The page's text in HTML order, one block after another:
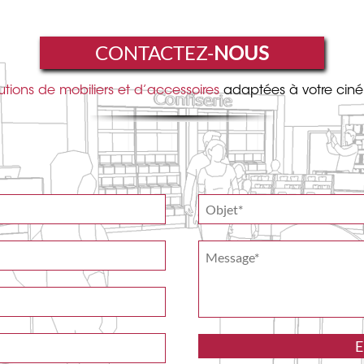
CONTACTEZ-NOUS
de mobiliers et d’accessoiresadaptées à votre